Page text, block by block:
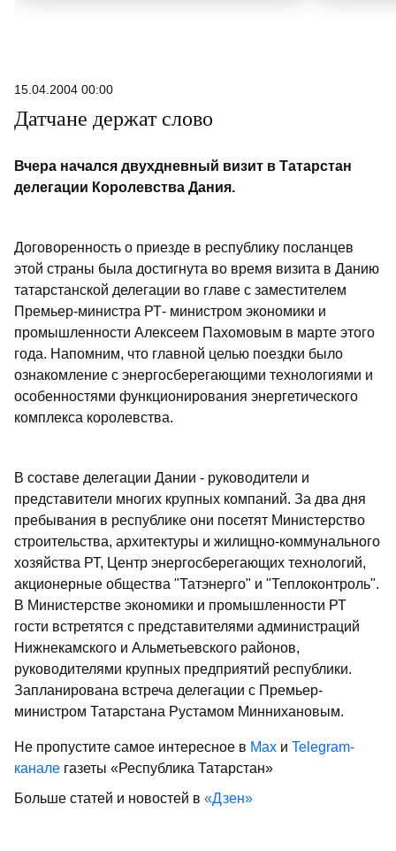
15.04.2004 00:00
Датчане держат слово
Вчера начался двухдневный визит в Татарстан
делегации Королевства Дания.
Договоренность о приезде в республику посланцев
этой страны была достигнута во время визита в Данию
татарстанской делегации во главе с заместителем
Премьер-министра РТ- министром экономики и
промышленности Алексеем Пахомовым в марте этого
года. Напомним, что главной целью поездки было
ознакомление с энергосберегающими технологиями и
особенностями функционирования энергетического
комплекса королевства.
В составе делегации Дании - руководители и
представители многих крупных компаний. За два дня
пребывания в республике они посетят Министерство
строительства, архитектуры и жилищно-коммунального
хозяйства РТ, Центр энергосберегающих технологий,
акционерные общества "Татэнерго" и "Теплоконтроль".
В Министерстве экономики и промышленности РТ
гости встретятся с представителями администраций
Нижнекамского и Альметьевского районов,
руководителями крупных предприятий республики.
Запланирована встреча делегации с Премьер-
министром Татарстана Рустамом Миннихановым.
Не пропустите самое интересное в Max и Telegram-
канале газеты «Республика Татарстан»
Больше статей и новостей в «Дзен»